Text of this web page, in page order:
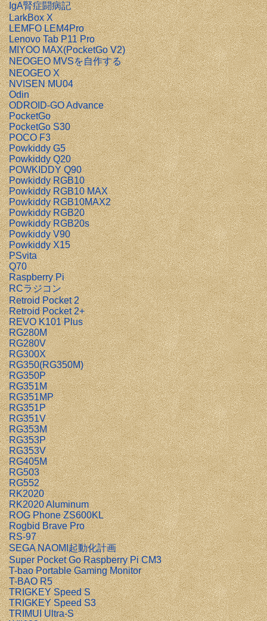
IgA腎症闘病記
LarkBox X
LEMFO LEM4Pro
Lenovo Tab P11 Pro
MIYOO MAX(PocketGo V2)
NEOGEO MVSを自作する
NEOGEO X
NVISEN MU04
Odin
ODROID-GO Advance
PocketGo
PocketGo S30
POCO F3
Powkiddy G5
Powkiddy Q20
POWKIDDY Q90
Powkiddy RGB10
Powkiddy RGB10 MAX
Powkiddy RGB10MAX2
Powkiddy RGB20
Powkiddy RGB20s
Powkiddy V90
Powkiddy X15
PSvita
Q70
Raspberry Pi
RCラジコン
Retroid Pocket 2
Retroid Pocket 2+
REVO K101 Plus
RG280M
RG280V
RG300X
RG350(RG350M)
RG350P
RG351M
RG351MP
RG351P
RG351V
RG353M
RG353P
RG353V
RG405M
RG503
RG552
RK2020
RK2020 Aluminum
ROG Phone ZS600KL
Rogbid Brave Pro
RS-97
SEGA NAOMI起動化計画
Super Pocket Go Raspberry Pi CM3
T-bao Portable Gaming Monitor
T-BAO R5
TRIGKEY Speed S
TRIGKEY Speed S3
TRIMUI Ultra-S